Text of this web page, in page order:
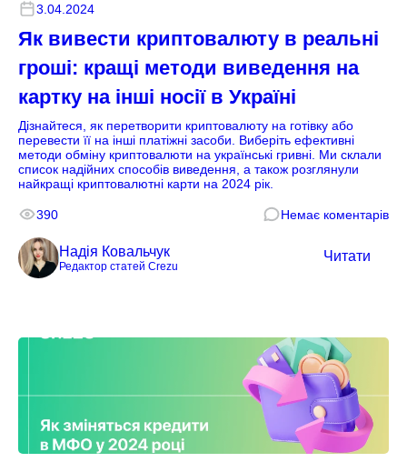
3.04.2024
Як вивести криптовалюту в реальні
гроші: кращі методи виведення на
картку на інші носії в Україні
Дізнайтеся, як перетворити криптовалюту на готівку або
перевести її на інші платіжні засоби. Виберіть ефективні
методи обміну криптовалюти на українські гривні. Ми склали
список надійних способів виведення, а також розглянули
найкращі криптовалютні карти на 2024 рік.
390 Немає коментарів
Надія Ковальчук
Редактор статей Crezu
Читати